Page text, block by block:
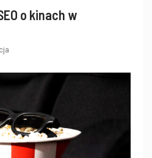
o kinach w